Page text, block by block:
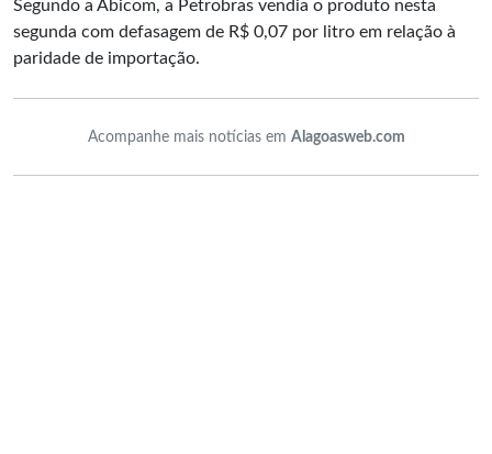
Segundo a Abicom, a Petrobras vendia o produto nesta
segunda com defasagem de R$ 0,07 por litro em relação à
paridade de importação.
Acompanhe mais notícias em Alagoasweb.com